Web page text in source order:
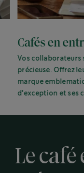
Cafés en
Vos collaborateurs
précieuse. Offrez
marque
d'exception et ses
Le café